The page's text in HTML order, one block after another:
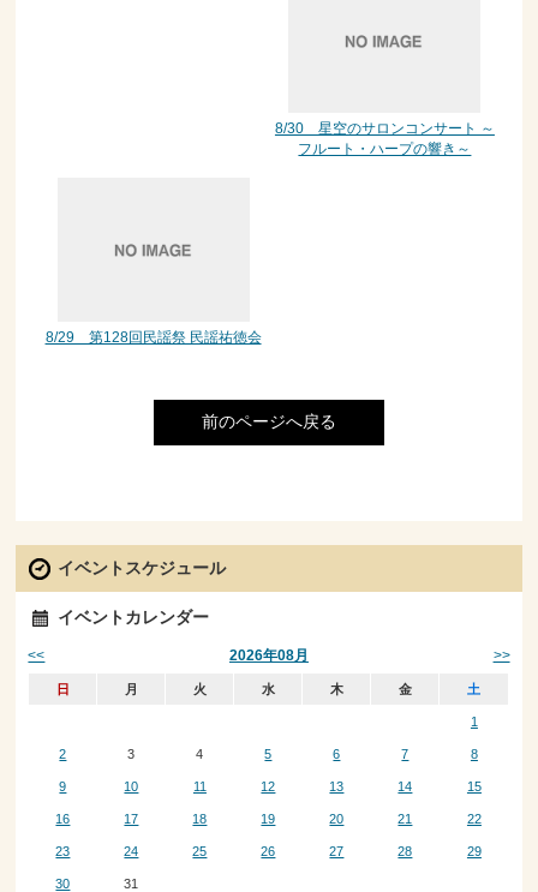
8/30 星空のサロンコンサート ～
フルート・ハープの響き～
8/29 第128回民謡祭 民謡祐徳会
前のページへ戻る
イベントスケジュール
イベントカレンダー
2026年08月
<< >>
日 月 火 水 木 金 土
1
2 3 4 5 6 7 8
9 10 11 12 13 14 15
16 17 18 19 20 21 22
23 24 25 26 27 28 29
30 31